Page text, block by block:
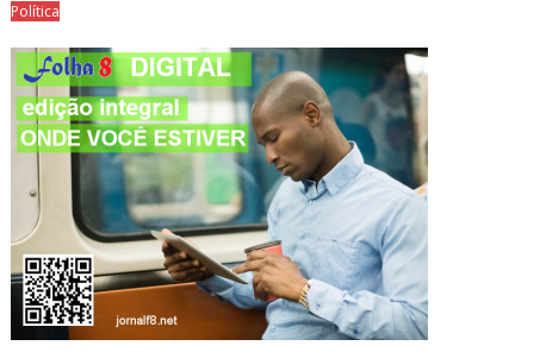
Política